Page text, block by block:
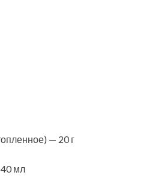
— 20 г
мл